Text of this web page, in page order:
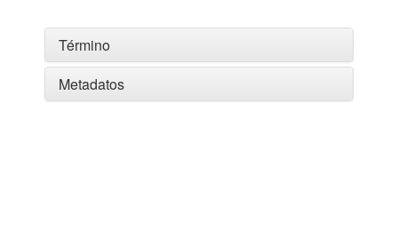
Término
Metadatos